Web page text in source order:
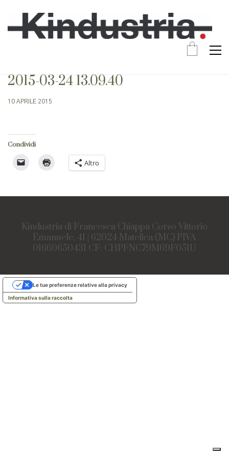
2015-03-24 13.09.40
10 APRILE 2015
Condividi
Altro
Kindustria di Francesca Chiappa Corso Vittorio
Emanuele, 41 | 62024 Matelica (MC) PIVA
01660650431 CF: CHPFNC79M69F051U
Informativa sulla raccolta
Le tue preferenze relative alla privacy